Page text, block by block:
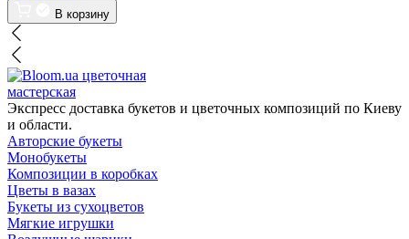
В корзину
цветочная
мастерская
Экспресс доставка букетов и цветочных композиций по Киеву
и области.
Авторские букеты
Монобукеты
Композиции в коробках
Цветы в вазах
Букеты из сухоцветов
Мягкие игрушки